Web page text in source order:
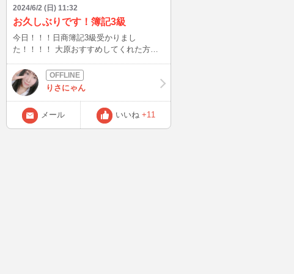
2024/6/2 (日) 11:32
お久しぶりです！簿記3級
今日！！！日商簿記3級受かりまし
た！！！！ 大原おすすめしてくれた方、
お勉強します！！！ ひとまず簡単ですが
報告です。りさにゃん
メール いいね +11